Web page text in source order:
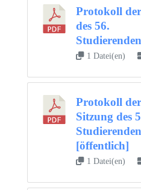
Protokoll
des 56.
1 Datei(en)
Protokoll
Sitzung des
[öffentlich]
1 Datei(en)